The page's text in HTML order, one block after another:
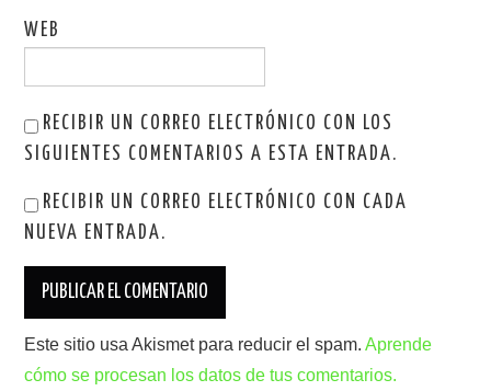
WEB
RECIBIR UN CORREO ELECTRÓNICO CON LOS
SIGUIENTES COMENTARIOS A ESTA ENTRADA.
RECIBIR UN CORREO ELECTRÓNICO CON CADA
NUEVA ENTRADA.
Este sitio usa Akismet para reducir el spam.Aprende
cómo se procesan los datos de tus comentarios.